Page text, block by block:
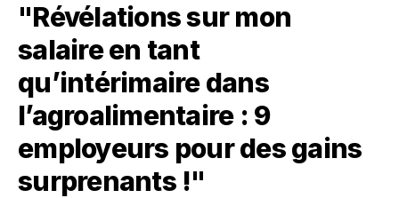
"Révélations sur mon
salaire en tant
qu’intérimaire dans
l’agroalimentaire : 9
employeurs pour des gains
surprenants !"